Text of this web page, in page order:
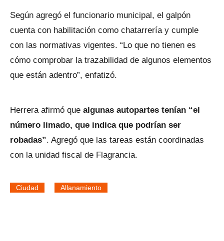
Según agregó el funcionario municipal, el galpón
cuenta con habilitación como chatarrería y cumple
con las normativas vigentes. “Lo que no tienen es
cómo comprobar la trazabilidad de algunos elementos
que están adentro”, enfatizó.
Herrera afirmó que algunas autopartes tenían “el
número limado, que indica que podrían ser
robadas”. Agregó que las tareas están coordinadas
con la unidad fiscal de Flagrancia.
Ciudad Allanamiento